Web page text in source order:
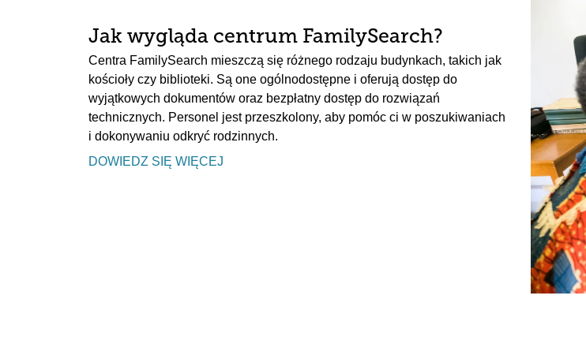
Jak wygląda centrum FamilySearch?
Centra FamilySearch mieszczą się różnego rodzaju budynkach, takich jak
kościoły czy biblioteki. Są one ogólnodostępne i oferują dostęp do
wyjątkowych dokumentów oraz bezpłatny dostęp do rozwiązań
technicznych. Personel jest przeszkolony, aby pomóc ci w poszukiwaniach
i dokonywaniu odkryć rodzinnych.
DOWIEDZ SIĘ WIĘCEJ